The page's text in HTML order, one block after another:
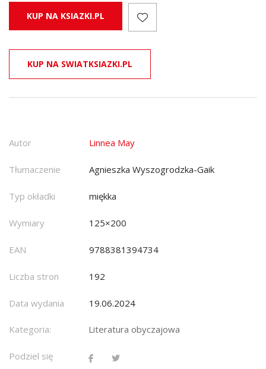
KUP NA KSIAZKI.PL
KUP NA SWIATKSIAZKI.PL
Autor Linnea May
Tłumaczenie Agnieszka Wyszogrodzka-Gaik
Typ okładki miękka
Wymiary 125×200
EAN 9788381394734
Liczba stron 192
Data wydania 19.06.2024
Kategoria: Literatura obyczajowa
Podziel się